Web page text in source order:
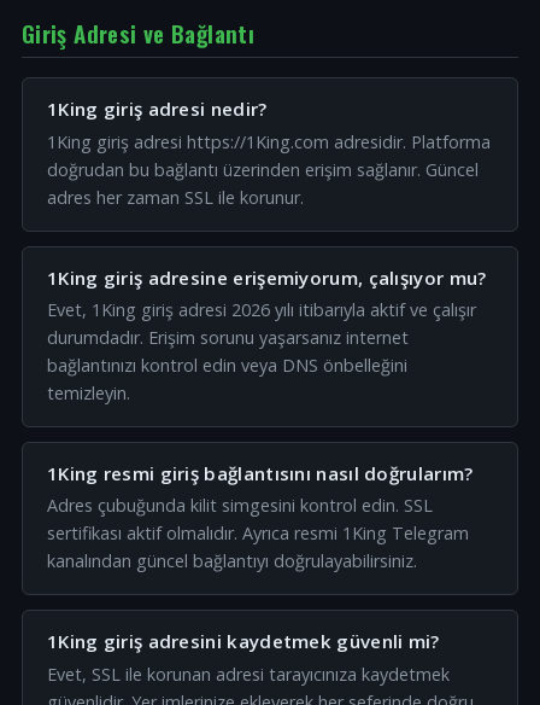
Giriş Adresi ve Bağlantı
1King giriş adresi nedir?
1King giriş adresi https://1King.com adresidir. Platforma
doğrudan bu bağlantı üzerinden erişim sağlanır. Güncel
adres her zaman SSL ile korunur.
1King giriş adresine erişemiyorum, çalışıyor mu?
Evet, 1King giriş adresi 2026 yılı itibarıyla aktif ve çalışır
durumdadır. Erişim sorunu yaşarsanız internet
bağlantınızı kontrol edin veya DNS önbelleğini
temizleyin.
1King resmi giriş bağlantısını nasıl doğrularım?
Adres çubuğunda kilit simgesini kontrol edin. SSL
sertifikası aktif olmalıdır. Ayrıca resmi 1King Telegram
kanalından güncel bağlantıyı doğrulayabilirsiniz.
1King giriş adresini kaydetmek güvenli mi?
Evet, SSL ile korunan adresi tarayıcınıza kaydetmek